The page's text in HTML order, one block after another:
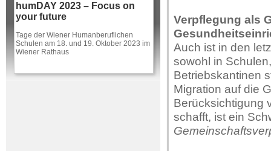
humDAY 2023 – Focus on
your future
Tage der Wiener Humanberuflichen
Schulen am 18. und 19. Oktober 2023 im
Wiener Rathaus
Verpflegung als
Auch ist in den
sowohl in
Betriebskantinen
Migration auf die
Berücksichtigung
schafft, ist ein